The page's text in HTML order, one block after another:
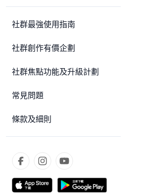
社群最強使用指南
社群創作有價企劃
社群焦點功能及升級計劃
常見問題
條款及細則